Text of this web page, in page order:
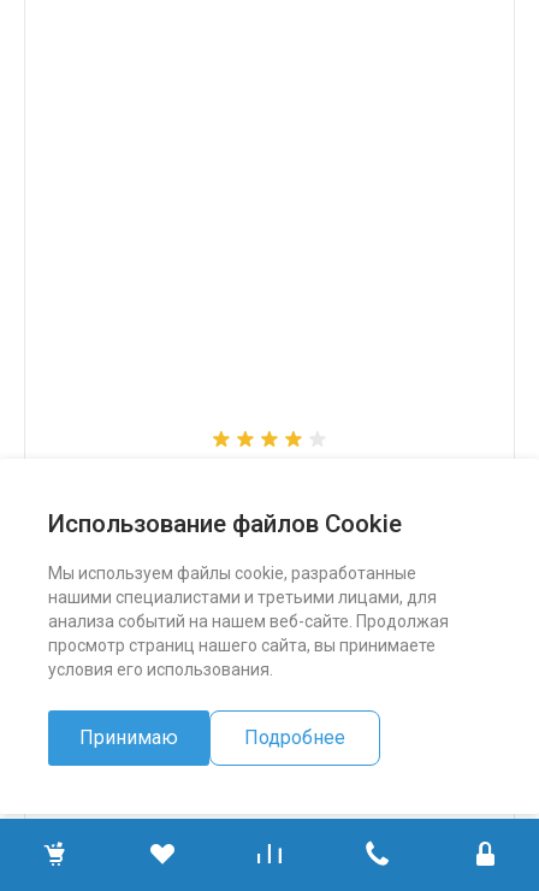
Использование файлов Cookie
Мы используем файлы cookie, разработанные
нашими специалистами и третьими лицами, для
анализа событий на нашем веб-сайте. Продолжая
просмотр страниц нашего сайта, вы принимаете
условия его использования.
Принимаю Подробнее
324 500 ₽
ПОДРОБНЕЕ